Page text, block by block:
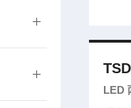
LED